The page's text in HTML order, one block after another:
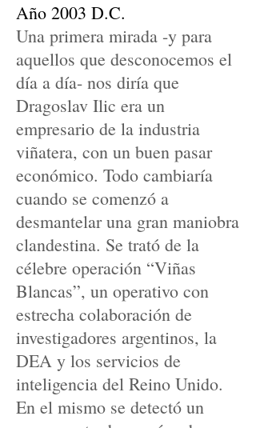
Año 2003 D.C.
Una primera mirada -y para
aquellos que desconocemos el
día a día- nos diría que
Dragoslav Ilic era un
empresario de la industria
viñatera, con un buen pasar
económico. Todo cambiaría
cuando se comenzó a
desmantelar una gran maniobra
clandestina. Se trató de la
célebre operación “Viñas
Blancas”, un operativo con
estrecha colaboración de
investigadores argentinos, la
DEA y los servicios de
inteligencia del Reino Unido.
En el mismo se detectó un